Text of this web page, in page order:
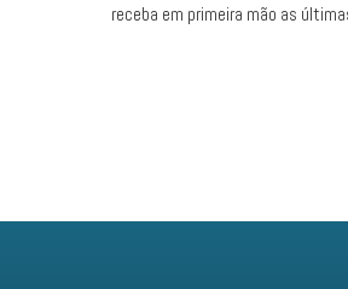
receba em primeira mão as